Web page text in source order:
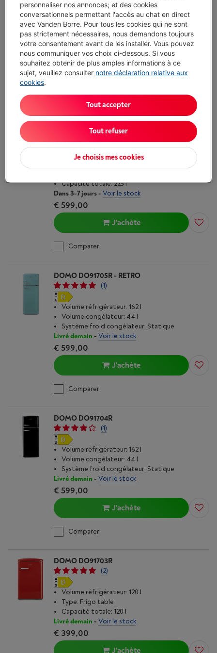
Écochèques
Volume réfrigérateur: 93 l
Volume congélateur: 45 l
Système froid congélateur: Statique
Livré demain -Voir le stock
€ 399,00
Comparer
DOMO DO91709R
(1)
Capacité totale: 225 l
Dans 3-7 jours- Voir le stock
€ 599,00
J'achète
Comparer
DOMO DO91705R - RETRO
(1)
Volume réfrigérateur: 162 l
Volume congélateur: 44 l
Système froid congélateur: Statique
Livré demain - Voir le stock
€ 599,00
J'achète
Comparer
DOMO DO91704R
(1)
Volume réfrigérateur: 162 l
Volume congélateur: 44 l
Système froid congélateur: Statique
Livré demain - Voir le stock
€ 599,00
J'achète
Comparer
DOMO DO91703R
(2)
Volume réfrigérateur: 120 l
Type: Frigo table
Capacité totale: 120 l
Livré demain - Voir le stock
€ 399,00
J'achète
personnaliser nos annonces; et des cookies
conversationnels permettant l'accès au chat en direct
avec Vanden Borre. Pour tous les cookies qui ne sont
pas strictement nécessaires, nous demandons toujours
votre consentement avant de les installer. Vous pouvez
nous communiquer vos choix ci-dessous. Si vous
souhaitez obtenir de plus amples informations à ce
sujet, veuillez consulter notre déclaration relative aux
cookies.
Je choisis mes cookies
Tout refuser
Tout accepter